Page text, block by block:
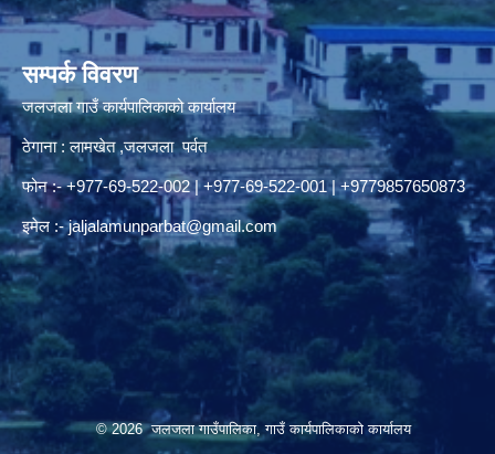
सम्पर्क विवरण
जलजला गाउँ कार्यपालिकाको कार्यालय
ठेगाना : लामखेत ,जलजला पर्वत
फोन :- +977-69-522-002 | +977-69-522-001 | +9779857650873
इमेल :-jaljalamunparbat@gmail.com
© 2026 जलजला गाउँपालिका, गाउँ कार्यपालिकाको कार्यालय